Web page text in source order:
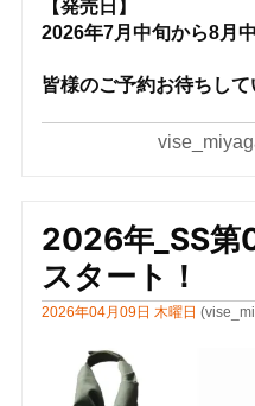
【発売日】
2026年7月中旬から8月
皆様のご予約お待ちして
2026年_SS第
スタート！
2026年04月09日 木曜日